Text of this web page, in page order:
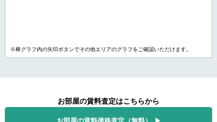
※棒グラフ内の矢印ボタンでその他エリアのグラフをご確認いただけます。
お部屋の賃料査定はこちらから